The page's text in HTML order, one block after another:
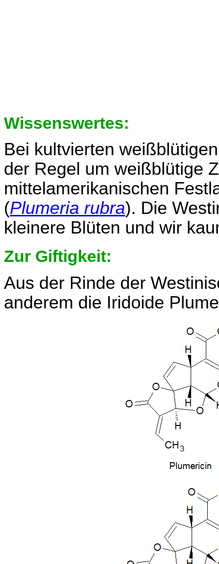
Wissenswertes:
Bei kultvierten
der Regel um weißblütige
mittelamerikanischen
(Plumeria rubra). Die
kleinere Blüten und wir
Zur Giftigkeit:
Aus der Rinde der
anderem die Iridoide